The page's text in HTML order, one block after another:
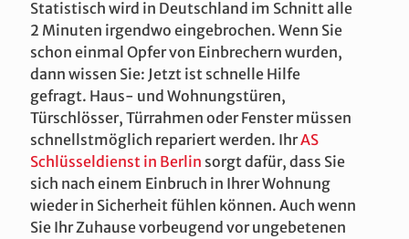
Statistisch wird in Deutschland im Schnitt alle
2 Minuten irgendwo eingebrochen. Wenn Sie
schon einmal Opfer von Einbrechern wurden,
dann wissen Sie: Jetzt ist schnelle Hilfe
gefragt. Haus- und Wohnungstüren,
Türschlösser, Türrahmen oder Fenster müssen
schnellstmöglich repariert werden. IhrAS
Schlüsseldienst in Berlin sorgt dafür, dass Sie
sich nach einem Einbruch in Ihrer Wohnung
wieder in Sicherheit fühlen können. Auch wenn
Sie Ihr Zuhause vorbeugend vor ungebetenen